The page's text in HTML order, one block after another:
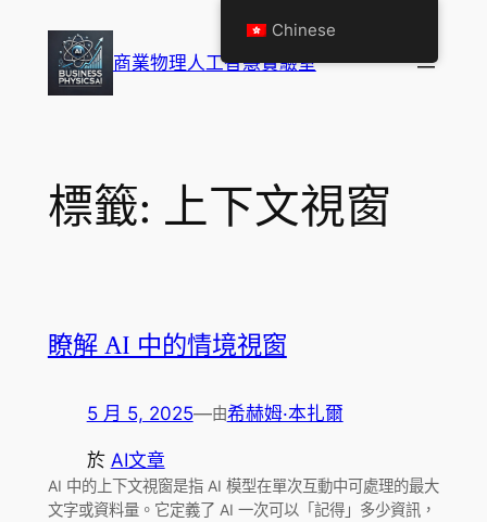
商業物理人工智慧實驗室
標籤: 上下文視窗
瞭解 AI 中的情境視窗
5 月 5, 2025—由希赫姆·本扎爾
於 AI文章
AI 中的上下文視窗是指 AI 模型在單次互動中可處理的最大
文字或資料量。它定義了 AI 一次可以「記得」多少資訊，
Chinese